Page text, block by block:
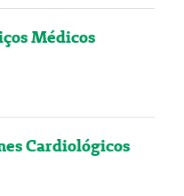
Médicos
Cardiológicos